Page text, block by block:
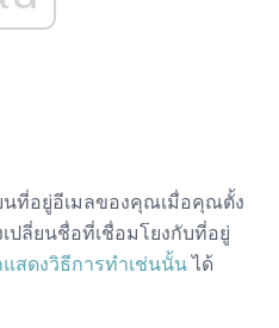
นที่อยู่อีเมลของคุณเมื่อคุณตั้ง
ปลี่ยนชื่อที่เชื่อมโยงกับที่อยู่
แสดงวิธีการทำเช่นนั้นได้